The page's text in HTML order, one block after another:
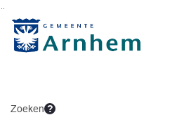
Zoeken